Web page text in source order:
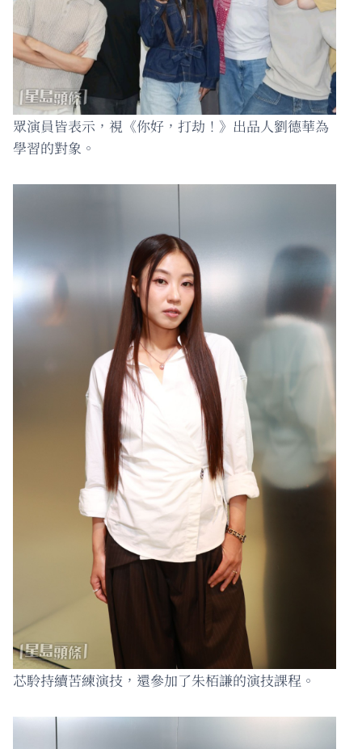
眾演員皆表示，視《你好，打劫！》出品人劉德華為
學習的對象。
芯駖持續苦練演技，還參加了朱栢謙的演技課程。